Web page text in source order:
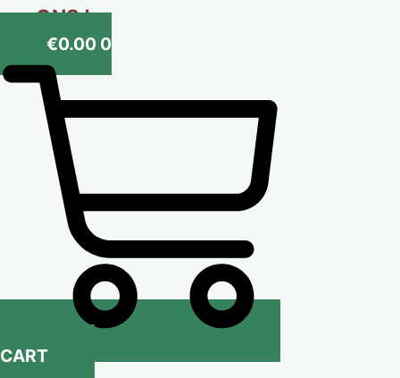
ONS !
€0.00 0
CART